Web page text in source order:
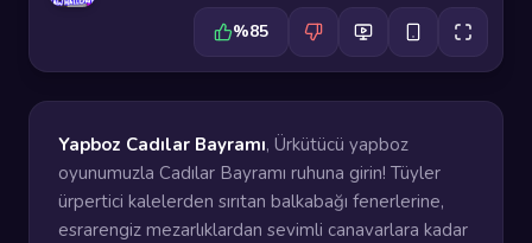
%85
Yapboz Cadılar Bayramı, Ürkütücü yapboz
oyunumuzla Cadılar Bayramı ruhuna girin! Tüyler
ürpertici kalelerden sırıtan balkabağı fenerlerine,
esrarengiz mezarlıklardan sevimli canavarlara kadar